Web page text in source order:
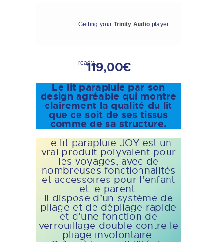
Getting your Trinity Audio player
ready...
119,00€
Le lit parapluie par son
design agréable qui montre
clairement la qualité du lit
que ce soit de ses tissus
comme de sa structure.
Le lit parapluie JOY est un
vrai produit polyvalent pour
les voyages, avec de
nombreuses fonctionnalités
et accessoires pour l’enfant
et le parent.
Il dispose d’un système de
pliage et de dépliage rapide
et d’une fonction de
verrouillage double contre le
pliage involontaire.